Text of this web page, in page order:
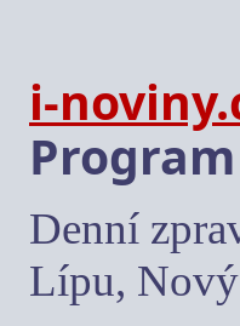
i-
Denní
Lípu,